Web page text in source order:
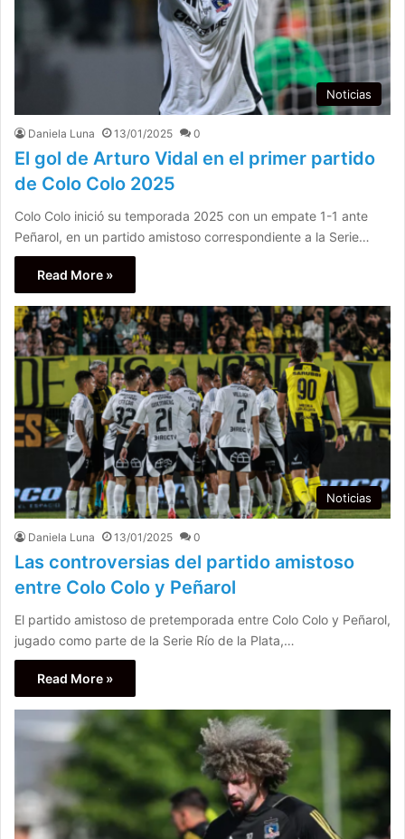
Noticias
Daniela Luna 13/01/2025 0
El gol de Arturo Vidal en el primer partido
de Colo Colo 2025
Colo Colo inició su temporada 2025 con un empate 1-1 ante
Peñarol, en un partido amistoso correspondiente a la Serie…
Read More »
Noticias
Daniela Luna 13/01/2025 0
Las controversias del partido amistoso
entre Colo Colo y Peñarol
El partido amistoso de pretemporada entre Colo Colo y Peñarol,
jugado como parte de la Serie Río de la Plata,…
Read More »